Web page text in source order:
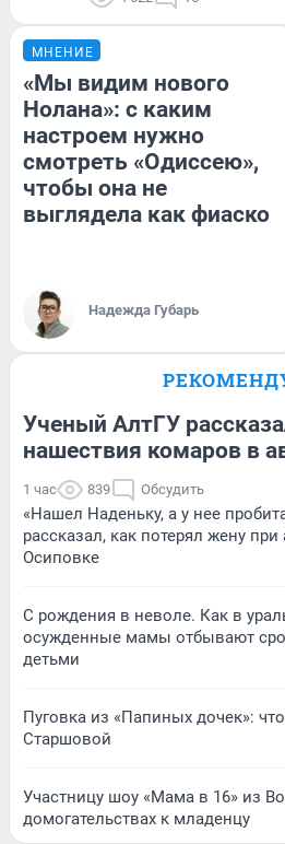
МНЕНИЕ
«Мы видим нового
Нолана»: с каким
настроем нужно
смотреть «Одиссею»,
чтобы она не
выглядела как фиаско
Надежда Губарь
Ученый АлтГУ
нашествия комаров в
1 час 839 Обсудить
«Нашел Наденьку, а у нее
рассказал, как потерял жену
Осиповке
С рождения в неволе. Как в
осужденные мамы отбывают
детьми
Пуговка из «Папиных дочек»:
Старшовой
Участницу шоу «Мама в 16» из
домогательствах к младенцу